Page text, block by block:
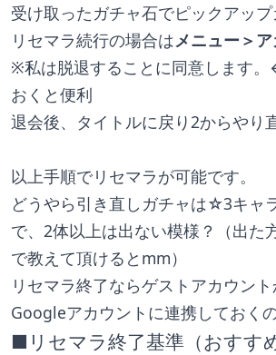
受け取ったガチャ石でピックアップ
リセマラ続行の場合はメニュー＞
※私は脱退することに同意します
おくと便利
退会後、タイトルに戻り2からやり
以上手順でリセマラが可能です。
どうやら引き直しガチャは☆3キャ
で、2体以上は出ない模様？（出た
で教えて頂けるとmm）
リセマラ終了ならゲストアカウン
Googleアカウントに連携しておく
■リセマラ終了基準（おすす